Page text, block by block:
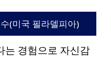
(미국 필라델피아)
는 경험으로 자신감